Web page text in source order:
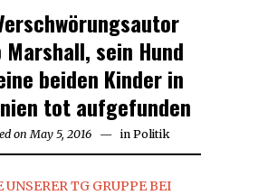
sein Hund
beiden Kinder in
tot aufgefunden
on May 5, 2016 in Politik
UNSERER TG GRUPPE BEI